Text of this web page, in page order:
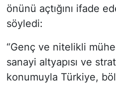
önünü açtığını ifade
söyledi:
“Genç ve nitelikli
sanayi altyapısı ve
konumuyla Türkiye,